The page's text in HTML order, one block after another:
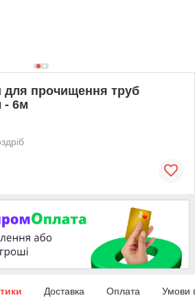
для прочищення труб
- 6м
Доставка Оплата Умови